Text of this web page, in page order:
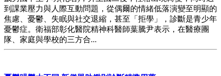
到課業壓力與人際互動問題，從偶爾的情緒低落演變至明顯的
焦慮、憂鬱、失眠與社交退縮，甚至「拒學」，診斷是青少年
憂鬱症。衛福部彰化醫院精神科醫師葉騰尹表示，在醫療團
隊、家庭與學校的三方合...